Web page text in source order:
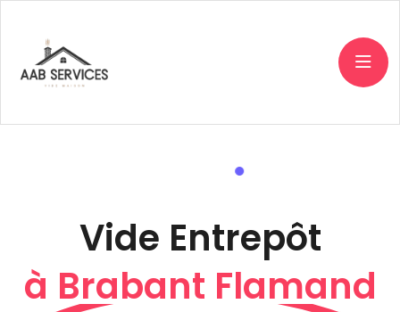
Vide Entrepôt
à Brabant Flamand